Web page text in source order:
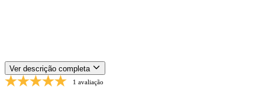
Ver descrição completa
1 avaliação